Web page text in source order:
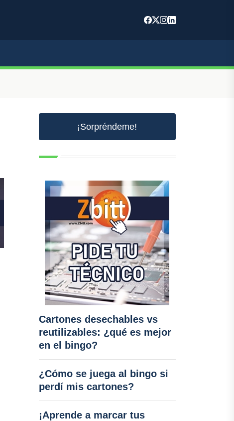
¡Sorpréndeme!
Cartones desechables vs
reutilizables: ¿qué es mejor
en el bingo?
¿Cómo se juega al bingo si
perdí mis cartones?
¡Aprende a marcar tus